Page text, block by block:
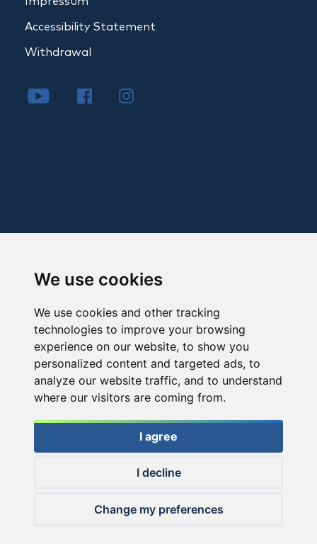
We use cookies
We use cookies and other tracking
technologies to improve your browsing
experience on our website, to show you
personalized content and targeted ads, to
analyze our website traffic, and to understand
where our visitors are coming from.
I agree
I decline
Change my preferences
Accessibility Statement
Withdrawal